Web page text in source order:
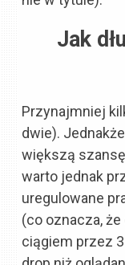
Jak
Przynajmniej
dwie).
większą
warto jednak
uregulowane
(co oznacza,
ciągiem przez